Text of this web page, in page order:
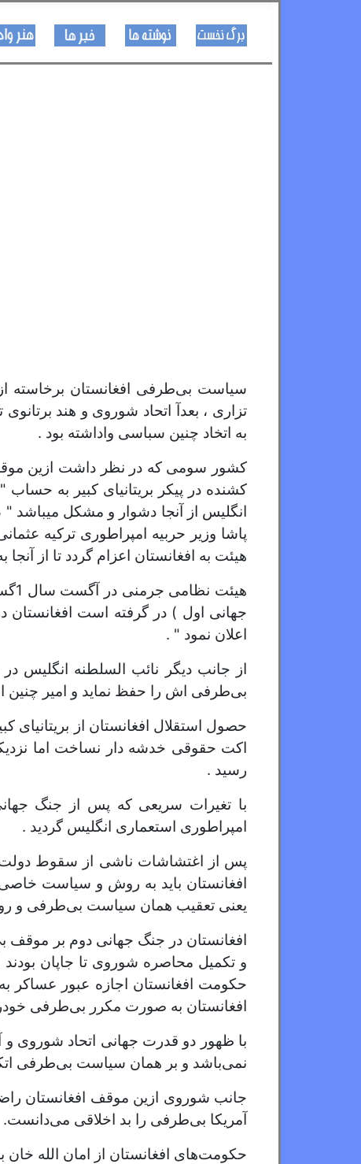
کـــــور پاڼه خبرونه
سیاست بی‌طرفی افغانستان برخاسته
تزاری ، بعدآ اتحاد شوروی و هند
به اتخاد چنین سباسی واداشته بود .
کشور سومی که در نظر داشت ازین
کشنده در پیکر بریتانیای کبیر به
انگلیس از آنجا دشوار و مشکل میباشد "
پاشا وزیر حربیه امپراطوری ترکیه
هیئت به افغانستان اعزام گردد تا از
جهانی اول ) در گرفته است
اعلان نمود " .
از جانب دیگر نائب السلطنه انگلیس
بی‌طرفی اش را حفظ نماید و امیر چنین
حصول استقلال افغانستان از
اکت حقوقی خدشه دار نساخت اما
رسید .
با تغیرات سریعی که پس از جنگ
امپراطوری استعماری انگلیس گردید .
پس از اغتشاشات ناشی از سقوط دولت
افغانستان باید به روش و سیاست خاصی
یعنی تعقیب همان سیاست بی‌طرفی و
افغانستان در جنگ جهانی دوم بر موقف
و تکمیل محاصره شوروی تا جاپان بودند
حکومت افغانستان اجازه عبور عساکر
افغانستان به صورت مکرر بی‌طرفی
با ظهور دو قدرت جهانی اتحاد شوروی و
نمی‌باشد و بر همان سیاست بی‌طرفی
جانب شوروی ازین موقف افغانستان
آمریکا بی‌طرفی را بد اخلاقی می‌دانست.
حکومت‌های افغانستان از امان الله خان